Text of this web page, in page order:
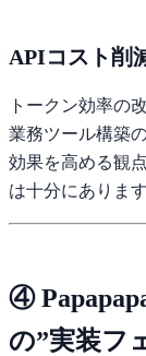
APIコスト削
トークン効率の
業務ツール構築
効果を高める観
は十分にあります
④
の”実装フ